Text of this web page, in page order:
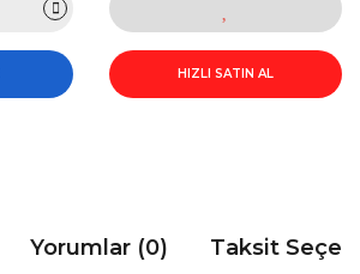
HIZLI SATIN AL
Yorumlar (0) Taksit